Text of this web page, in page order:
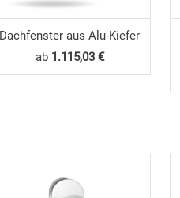
Dachfenster aus Alu-Kiefer
ab 1.115,03 €